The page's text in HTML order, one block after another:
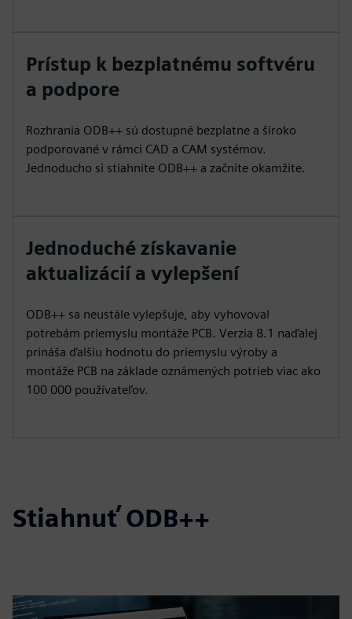
Prístup k bezplatnému softvéru
a podpore
Rozhrania ODB++ sú dostupné bezplatne a široko
podporované v rámci CAD a CAM systémov.
Jednoducho si stiahnite ODB++ a začnite okamžite.
Jednoduché získavanie
aktualizácií a vylepšení
ODB++ sa neustále vylepšuje, aby vyhovoval
potrebám priemyslu montáže PCB. Verzia 8.1 naďalej
prináša ďalšiu hodnotu do priemyslu výroby a
montáže PCB na základe oznámených potrieb viac ako
100 000 používateľov.
Stiahnuť ODB++